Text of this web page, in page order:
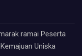
ramai Peserta
Uniska